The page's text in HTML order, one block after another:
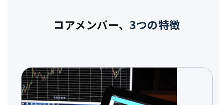
コアメンバー、3つの特徴